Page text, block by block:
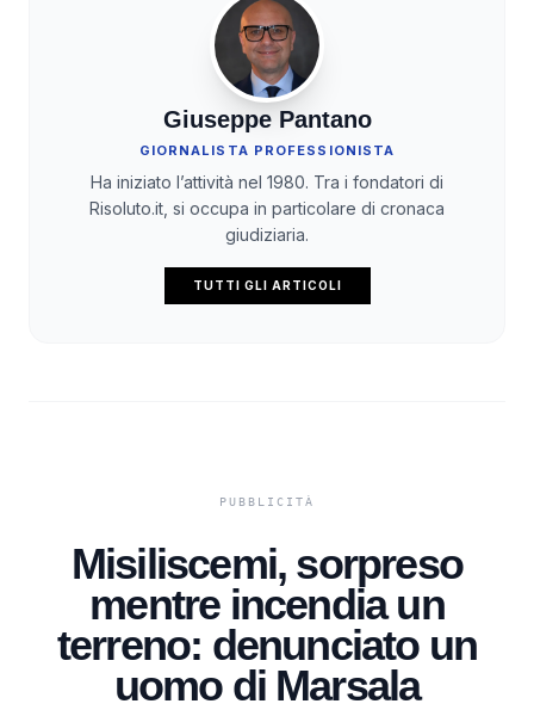
Giuseppe Pantano
GIORNALISTA PROFESSIONISTA
Ha iniziato l’attività nel 1980. Tra i fondatori di
Risoluto.it, si occupa in particolare di cronaca
giudiziaria.
TUTTI GLI ARTICOLI
Misiliscemi, sorpreso
mentre incendia un
terreno: denunciato un
uomo di Marsala